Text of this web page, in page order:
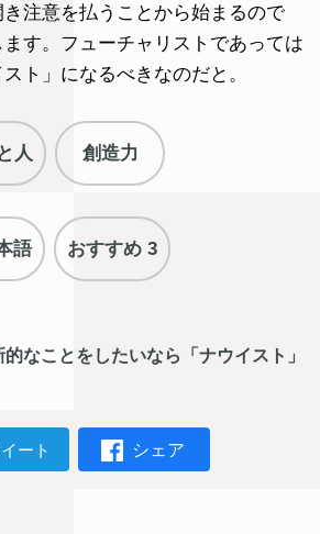
注意を払うことから始まるので
す。フューチャリストであっては
ト」になるべきなのだと。
人 創造力
語 おすすめ 3
なことをしたいなら「ナウイスト」
ート シェア